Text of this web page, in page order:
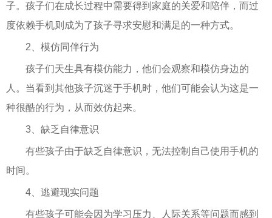
子。孩子们在成长过程中需要得到家庭的关爱和陪伴，而过
度依赖手机则成为了孩子寻求安慰和满足的一种方式。
2、模仿同伴行为
孩子们天生具有模仿能力，他们会观察和模仿身边的
人。当看到其他孩子沉迷于手机时，他们可能会认为这是一
种很酷的行为，从而效仿起来。
3、缺乏自律意识
有些孩子由于缺乏自律意识，无法控制自己使用手机的
时间。
4、逃避现实问题
有些孩子可能会因为学习压力、人际关系等问题而感到